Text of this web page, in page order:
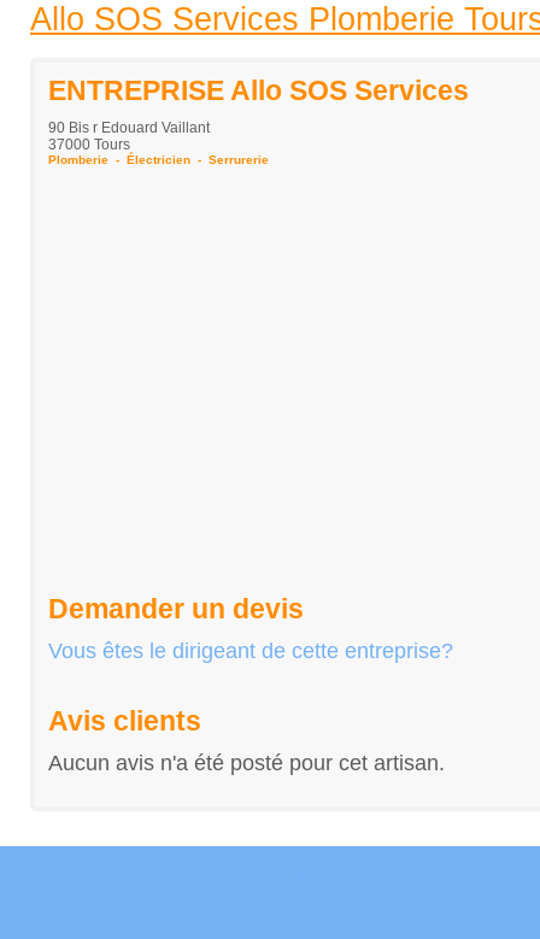
Allo SOS Services Plomberie
ENTREPRISE Allo SOS Services
90 Bis r Edouard Vaillant
37000 Tours
Plomberie - Électricien - Serrurerie
Demander un devis
Vous êtes le dirigeant de cette entreprise?
Avis clients
Aucun avis n'a été posté pour cet artisan.